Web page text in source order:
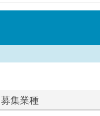
募集業種